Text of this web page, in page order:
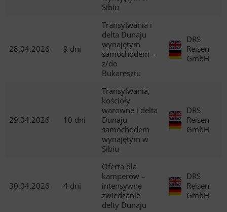
Sibiu
28.04.2026 9 dni
Transylwania i
delta Dunaju
wynajętym
samochodem –
z/do
Bukaresztu
DRS
Reisen
GmbH
29.04.2026 10 dni
Transylwania,
kościoły
warowne i delta
Dunaju
samochodem
wynajętym w
Sibiu
DRS
Reisen
GmbH
30.04.2026 4 dni
Oferta dla
kamperów –
intensywne
zwiedzanie
delty Dunaju
DRS
Reisen
GmbH